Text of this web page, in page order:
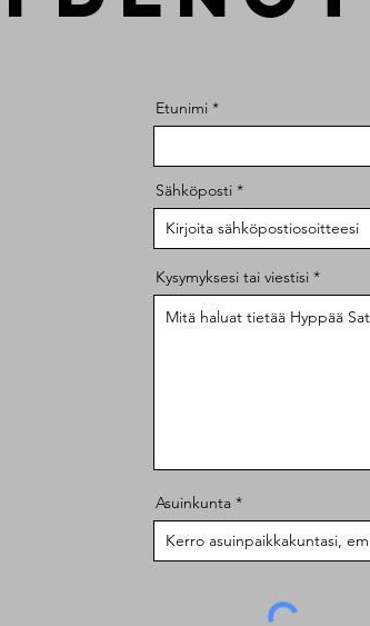
Etunimi
Sähköposti
Kysymyksesi tai viestisi
Asuinkunta